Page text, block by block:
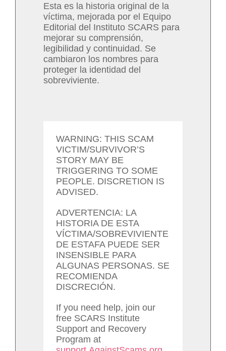
Esta es la historia original de la
víctima, mejorada por el Equipo
Editorial del Instituto SCARS para
mejorar su comprensión,
legibilidad y continuidad. Se
cambiaron los nombres para
proteger la identidad del
sobreviviente.
WARNING: THIS SCAM
VICTIM/SURVIVOR’S
STORY MAY BE
TRIGGERING TO SOME
PEOPLE. DISCRETION IS
ADVISED.
ADVERTENCIA: LA
HISTORIA DE ESTA
VÍCTIMA/SOBREVIVIENTE
DE ESTAFA PUEDE SER
INSENSIBLE PARA
ALGUNAS PERSONAS. SE
RECOMIENDA
DISCRECIÓN.
If you need help, join our
free SCARS Institute
Support and Recovery
Program at